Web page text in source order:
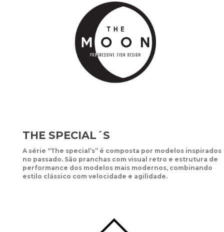
THE SPECIAL´S
A série “The special’s” é composta por modelos inspirados
no passado. São pranchas com visual retro e estrutura de
performance dos modelos mais modernos, combinando
estilo clássico com velocidade e agilidade.